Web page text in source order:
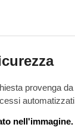
provenga
nell'immagine.